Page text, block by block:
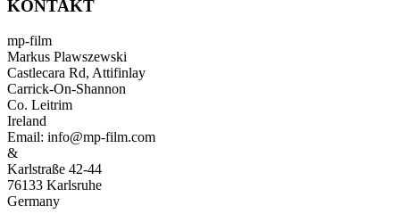
KONTAKT
mp-film
Markus Plawszewski
Castlecara Rd, Attifinlay
Carrick-On-Shannon
Co. Leitrim
Ireland
Email: info@mp-film.com
&
Karlstraße 42-44
76133 Karlsruhe
Germany